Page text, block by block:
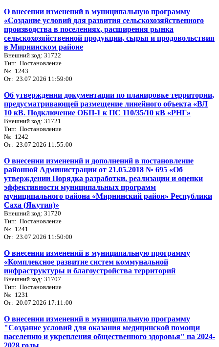
О внесении изменений в муниципальную программу
«Создание условий для развития сельскохозяйственного
производства в поселениях, расширения рынка
сельскохозяйственной продукции, сырья и продовольствия
в Мирнинском районе
Внешний код: 31722
Тип: Постановление
№: 1243
От: 23.07.2026 11:59:00
Об утверждении документации по планировке территории,
предусматривающей размещение линейного объекта «ВЛ
10 кВ. Подключение ОБП-1 к ПС 110/35/10 кВ «РНГ»
Внешний код: 31721
Тип: Постановление
№: 1242
От: 23.07.2026 11:55:00
О внесении изменений и дополнений в постановление
районной Администрации от 21.05.2018 № 695 «Об
утверждении Порядка разработки, реализации и оценки
эффективности муниципальных программ
муниципального района «Мирнинский район» Республики
Саха (Якутия)»
Внешний код: 31720
Тип: Постановление
№: 1241
От: 23.07.2026 11:50:00
О внесении изменений в муниципальную программу
«Комплексное развитие систем коммунальной
инфраструктуры и благоустройства территорий
Внешний код: 31707
Тип: Постановление
№: 1231
От: 20.07.2026 17:11:00
О внесении изменений в муниципальную программу
"Создание условий для оказания медицинской помощи
населению и укрепления общественного здоровья" на 2024-